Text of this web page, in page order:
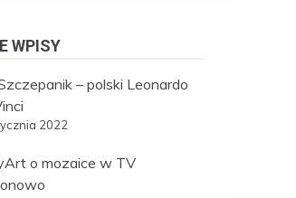
WPISY
– polski Leonardo
2022
o mozaice w TV